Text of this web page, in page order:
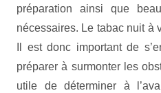
préparation ainsi que
nécessaires. Le tabac nuit à
Il est donc important de
préparer à surmonter les
utile de déterminer à